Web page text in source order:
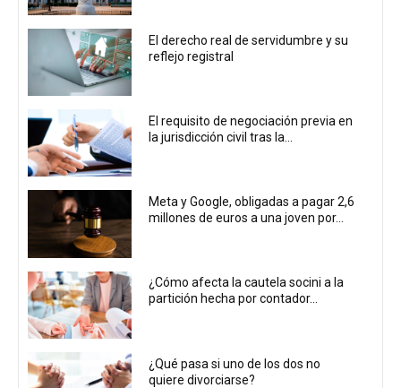
El derecho real de servidumbre y su
reflejo registral
El requisito de negociación previa en
la jurisdicción civil tras la...
Meta y Google, obligadas a pagar 2,6
millones de euros a una joven por...
¿Cómo afecta la cautela socini a la
partición hecha por contador...
¿Qué pasa si uno de los dos no
quiere divorciarse?